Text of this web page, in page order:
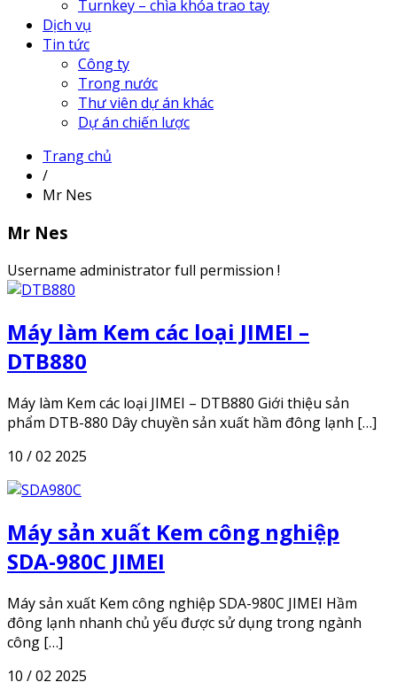
Turnkey – chìa khóa trao tay
Dịch vụ
Tin tức
Công ty
Trong nước
Thư viên dự án khác
Dự án chiến lược
Trang chủ
/
Mr Nes
Mr Nes
Username administrator full permission !
Máy làm Kem các loại JIMEI –
DTB880
Máy làm Kem các loại JIMEI – DTB880 Giới thiệu sản
phẩm DTB-880 Dây chuyền sản xuất hầm đông lạnh […]
10 / 02 2025
Máy sản xuất Kem công nghiệp
SDA-980C JIMEI
Máy sản xuất Kem công nghiệp SDA-980C JIMEI Hầm
đông lạnh nhanh chủ yếu được sử dụng trong ngành
công […]
10 / 02 2025